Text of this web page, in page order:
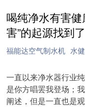
喝纯净水有害
害”的起源找到了
福能达空气制水机 水
一直以来净水器行业
是你方唱罢我登场；
阐述，但是一直也是